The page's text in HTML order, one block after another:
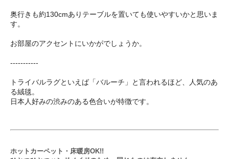
奥行きも約130cmありテーブルを置いても使いやすいかと思いま
す。
お部屋のアクセントにいかがでしょうか。
-----------
トライバルラグといえば「バルーチ」と言われるほど、人気のあ
る絨毯。
日本人好みの渋みのある色合いが特徴です。
ホットカーペット・床暖房OK!!